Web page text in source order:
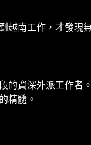
越南工作，才發現
的資深外派工作者
精髓。